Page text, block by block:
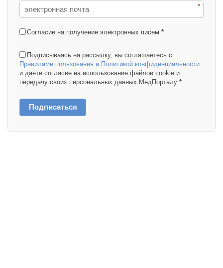
*
Согласие на получение электронных писем *
Подписываясь на рассылку, вы соглашаетесь с
Правилами пользования и Политикой конфиденциальности
и даете согласие на использование файлов cookie и
передачу своих персональных данных МедПорталу *
Подписаться